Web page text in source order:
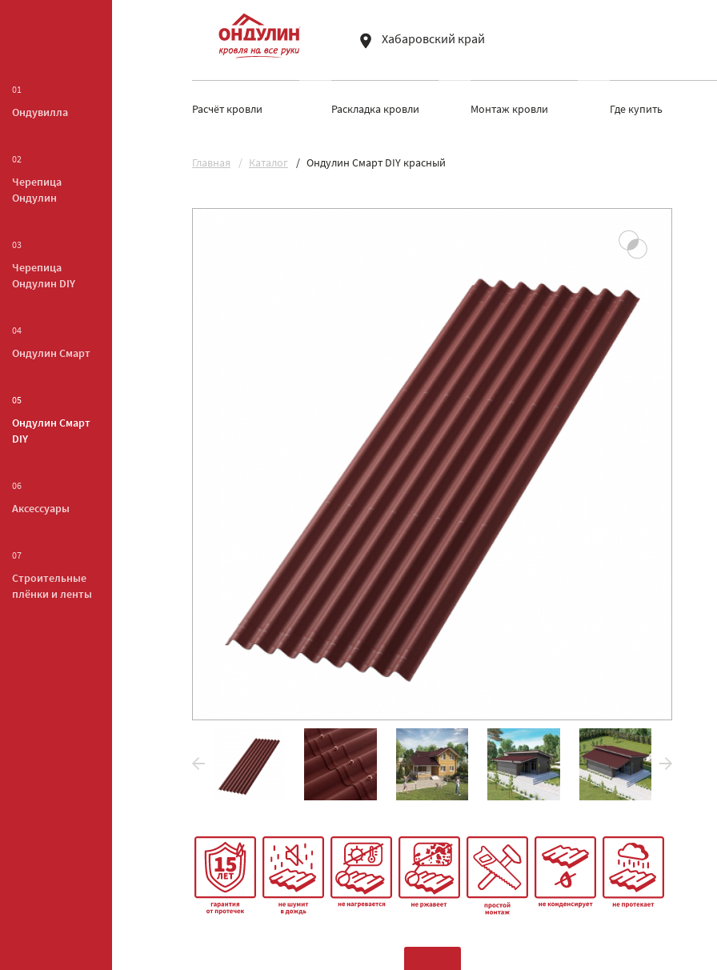
01
Ондувилла
02
Черепица
Ондулин
03
Черепица
Ондулин DIY
04
Ондулин Смарт
05
Ондулин Смарт
DIY
06
Аксессуары
07
Строительные
плёнки и ленты
Хабаровский край
Расчёт кровли Раскладка кровли Монтаж кровли Где купить
Главная Каталог Ондулин Смарт DIY красный